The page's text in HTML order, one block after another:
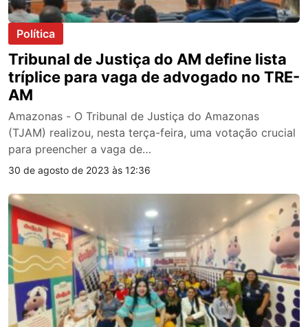
Política
Tribunal de Justiça do AM define lista
tríplice para vaga de advogado no TRE-
AM
Amazonas - O Tribunal de Justiça do Amazonas
(TJAM) realizou, nesta terça-feira, uma votação crucial
para preencher a vaga de…
30 de agosto de 2023 às 12:36